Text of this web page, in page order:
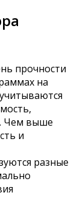
прочности
на
Чем выше
и
разные